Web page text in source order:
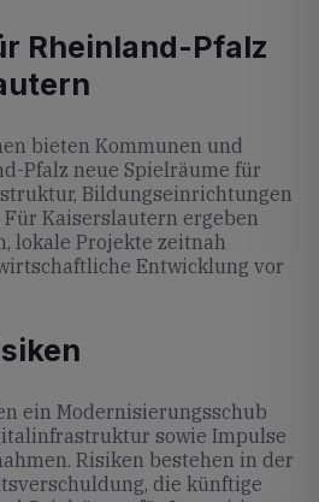
Rheinland-Pfalz
bieten Kommunen und
Pfalz neue Spielräume für
Bildungseinrichtungen
Kaiserslautern ergeben
lokale Projekte zeitnah
Entwicklung vor
ein Modernisierungsschub
sowie Impulse
Risiken bestehen in der
die künftige